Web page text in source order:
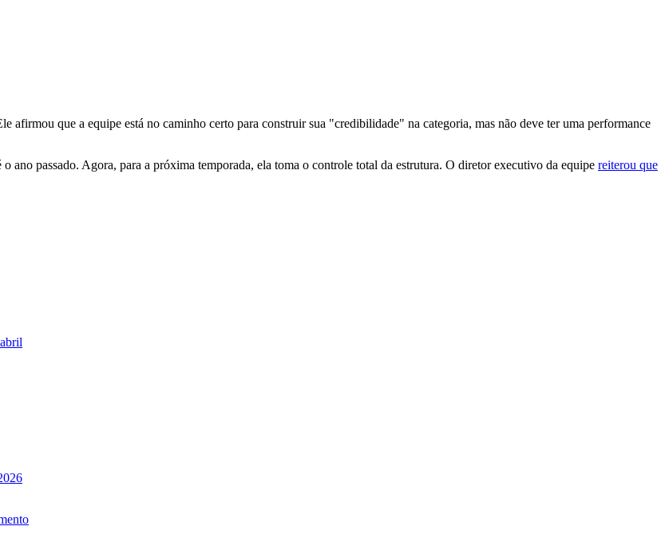
que a equipe está no caminho certo para construir sua "credibilidade" na categoria, mas não deve ter uma performance
ano passado. Agora, para a próxima temporada, ela toma o controle total da estrutura. O diretor executivo da equipe reiterou que